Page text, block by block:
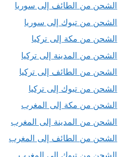
الشحن من الطائف إلى سوريا
الشحن من تبوك إلى سوريا
الشحن من مكة إلى تركيا
الشحن من المدينة إلى تركيا
الشحن من الطائف إلى تركيا
الشحن من تبوك إلى تركيا
الشحن من مكة إلى المغرب
الشحن من المدينة إلى المغرب
الشحن من الطائف إلى المغرب
الشحن من تبوك إلى المغرب